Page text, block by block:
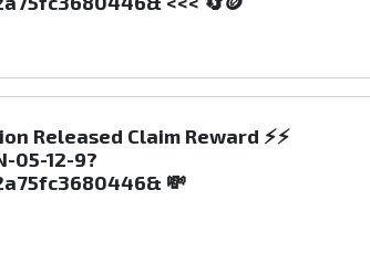
Released Claim Reward ⚡⚡
05-12-9?
💸